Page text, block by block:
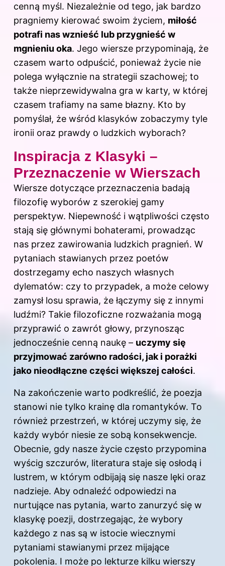
cenną myśl. Niezależnie od tego, jak bardzo
pragniemy kierować swoim życiem, miłość
potrafi nas wznieść lub przygnieść w
mgnieniu oka. Jego wiersze przypominają, że
czasem warto odpuścić, ponieważ życie nie
polega wyłącznie na strategii szachowej; to
także nieprzewidywalna gra w karty, w której
czasem trafiamy na same błazny. Kto by
pomyślał, że wśród klasyków zobaczymy tyle
ironii oraz prawdy o ludzkich wyborach?
Inspiracja z Klasyki –
Przeznaczenie w Wierszach
Wiersze dotyczące przeznaczenia badają
filozofię wyborów z szerokiej gamy
perspektyw. Niepewność i wątpliwości często
stają się głównymi bohaterami, prowadząc
nas przez zawirowania ludzkich pragnień. W
pytaniach stawianych przez poetów
dostrzegamy echo naszych własnych
dylematów: czy to przypadek, a może celowy
zamysł losu sprawia, że łączymy się z innymi
ludźmi? Takie filozoficzne rozważania mogą
przyprawić o zawrót głowy, przynosząc
jednocześnie cenną naukę – uczymy się
przyjmować zarówno radości, jak i porażki
jako nieodłączne części większej całości.
Na zakończenie warto podkreślić, że poezja
stanowi nie tylko krainę dla romantyków. To
również przestrzeń, w której uczymy się, że
każdy wybór niesie ze sobą konsekwencje.
Obecnie, gdy nasze życie często przypomina
wyścig szczurów, literatura staje się osłodą i
lustrem, w którym odbijają się nasze lęki oraz
nadzieje. Aby odnaleźć odpowiedzi na
nurtujące nas pytania, warto zanurzyć się w
klasykę poezji, dostrzegając, że wybory
każdego z nas są w istocie wiecznymi
pytaniami stawianymi przez mijające
pokolenia. I może po lekturze kilku wierszy